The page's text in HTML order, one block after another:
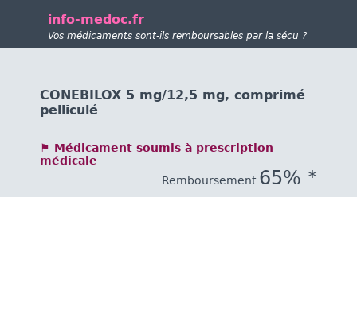
info-medoc.fr
Vos médicaments sont-ils remboursables par la sécu ?
CONEBILOX 5 mg/12,5 mg, comprimé
pelliculé
⚑ Médicament soumis à prescription
médicale
Remboursement 65% *